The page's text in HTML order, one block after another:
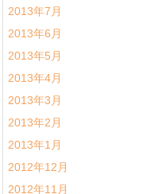
2013年7月
2013年6月
2013年5月
2013年4月
2013年3月
2013年2月
2013年1月
2012年12月
2012年11月